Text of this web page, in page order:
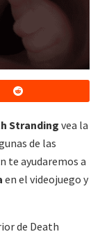
Stranding vea la
de las
te ayudaremos a
en el videojuego y
de Death